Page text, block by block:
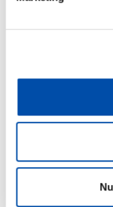
Ev.-Luth.
+